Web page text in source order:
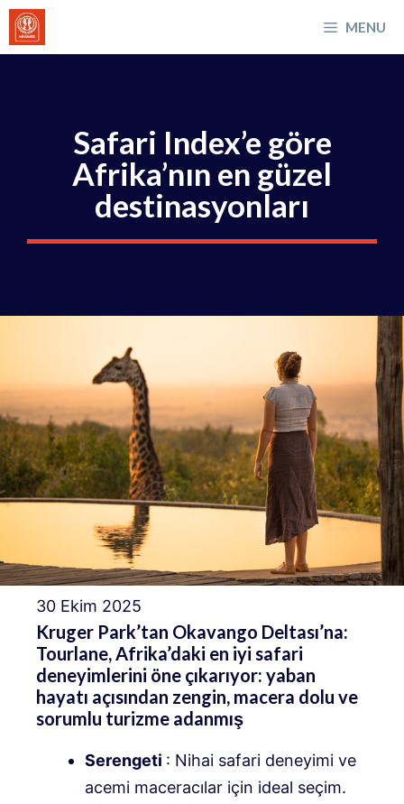
İçeriğe
atla
MENU
Safari Index’e göre
Afrika’nın en güzel
destinasyonları
30 Ekim 2025
Kruger Park’tan Okavango Deltası’na:
Tourlane, Afrika’daki en iyi safari
deneyimlerini öne çıkarıyor: yaban
hayatı açısından zengin, macera dolu ve
sorumlu turizme adanmış
Serengeti : Nihai safari deneyimi ve
acemi maceracılar için ideal seçim.